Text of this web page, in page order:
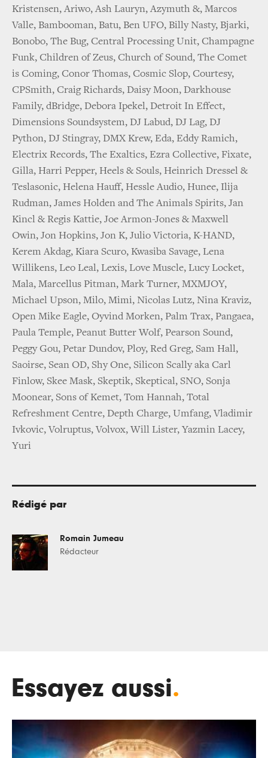
Kristensen, Ariwo, Ash Lauryn, Azymuth &, Marcos
Valle, Bambooman, Batu, Ben UFO, Billy Nasty, Bjarki,
Bonobo, The Bug, Central Processing Unit, Champagne
Funk, Children of Zeus, Church of Sound, The Comet
is Coming, Conor Thomas, Cosmic Slop, Courtesy,
CPSmith, Craig Richards, Daisy Moon, Darkhouse
Family, dBridge, Debora Ipekel, Detroit In Effect,
Dimensions Soundsystem, DJ Labud, DJ Lag, DJ
Python, DJ Stingray, DMX Krew, Eda, Eddy Ramich,
Electrix Records, The Exaltics, Ezra Collective, Fixate,
Gilla, Harri Pepper, Heels & Souls, Heinrich Dressel &
Teslasonic, Helena Hauff, Hessle Audio, Hunee, Ilija
Rudman, James Holden and The Animals Spirits, Jan
Kincl & Regis Kattie, Joe Armon-Jones & Maxwell
Owin, Jon Hopkins, Jon K, Julio Victoria, K-HAND,
Kerem Akdag, Kiara Scuro, Kwasiba Savage, Lena
Willikens, Leo Leal, Lexis, Love Muscle, Lucy Locket,
Mala, Marcellus Pitman, Mark Turner, MXMJOY,
Michael Upson, Milo, Mimi, Nicolas Lutz, Nina Kraviz,
Open Mike Eagle, Oyvind Morken, Palm Trax, Pangaea,
Paula Temple, Peanut Butter Wolf, Pearson Sound,
Peggy Gou, Petar Dundov, Ploy, Red Greg, Sam Hall,
Saoirse, Sean OD, Shy One, Silicon Scally aka Carl
Finlow, Skee Mask, Skeptik, Skeptical, SNO, Sonja
Moonear, Sons of Kemet, Tom Hannah, Total
Refreshment Centre, Depth Charge, Umfang, Vladimir
Ivkovic, Volruptus, Volvox, Will Lister, Yazmin Lacey,
Yuri
Rédigé par
Romain Jumeau
Rédacteur
Essayez aussi.